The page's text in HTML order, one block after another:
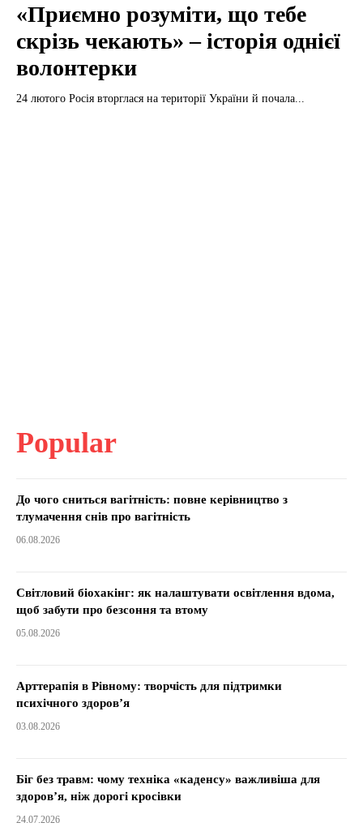
«Приємно розуміти, що тебе
скрізь чекають» – історія однієї
волонтерки
24 лютого Росія вторглася на території України й почала...
Popular
До чого сниться вагітність: повне керівництво з
тлумачення снів про вагітність
06.08.2026
Світловий біохакінг: як налаштувати освітлення вдома,
щоб забути про безсоння та втому
05.08.2026
Арттерапія в Рівному: творчість для підтримки
психічного здоров’я
03.08.2026
Біг без травм: чому техніка «каденсу» важливіша для
здоров’я, ніж дорогі кросівки
24.07.2026